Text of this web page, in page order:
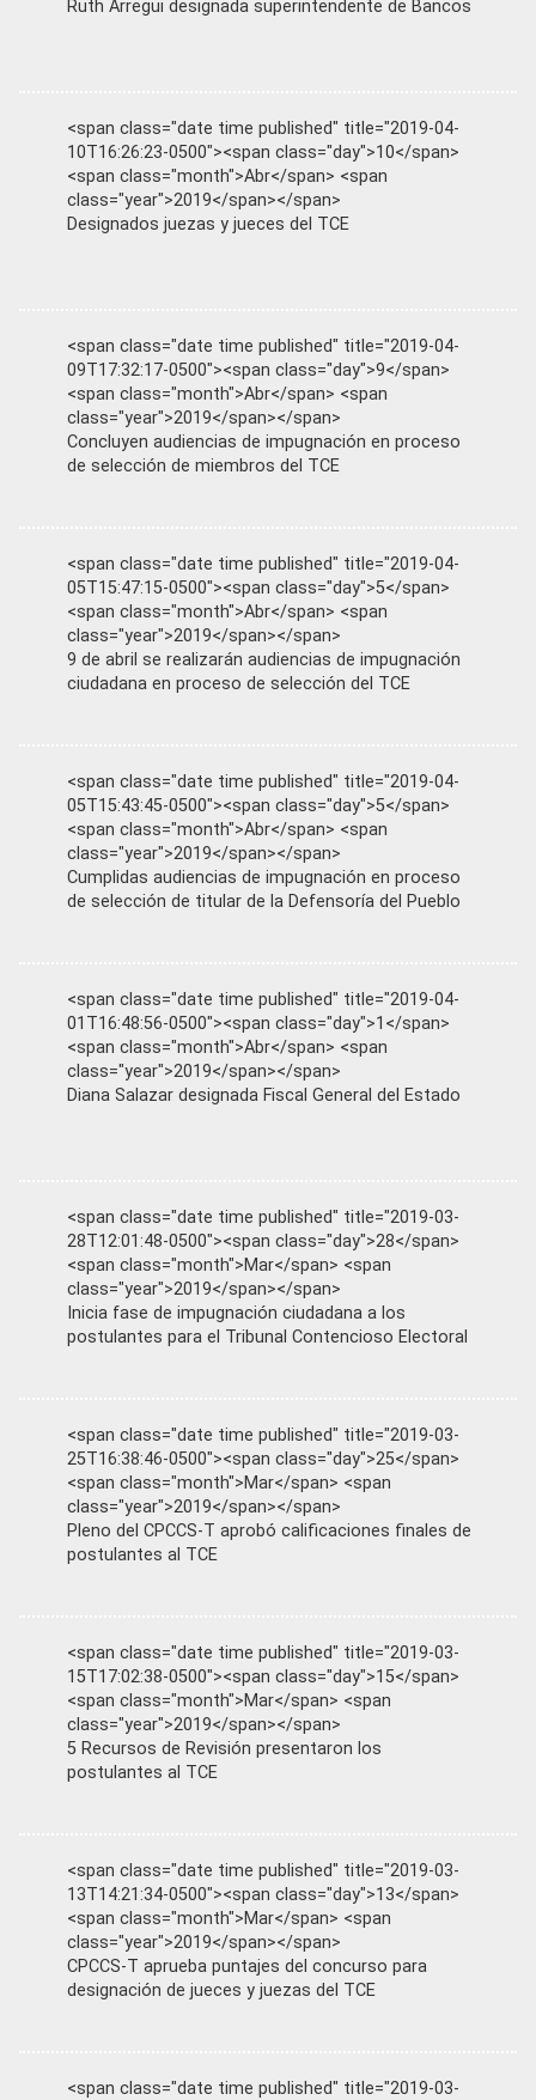
Ruth Arregui designada superintendente de Bancos
<span class="date time published" title="2019-04-
10T16:26:23-0500"><span class="day">10</span>
<span class="month">Abr</span> <span
class="year">2019</span></span>
Designados juezas y jueces del TCE
<span class="date time published" title="2019-04-
09T17:32:17-0500"><span class="day">9</span>
<span class="month">Abr</span> <span
class="year">2019</span></span>
Concluyen audiencias de impugnación en proceso
de selección de miembros del TCE
<span class="date time published" title="2019-04-
05T15:47:15-0500"><span class="day">5</span>
<span class="month">Abr</span> <span
class="year">2019</span></span>
9 de abril se realizarán audiencias de impugnación
ciudadana en proceso de selección del TCE
<span class="date time published" title="2019-04-
05T15:43:45-0500"><span class="day">5</span>
<span class="month">Abr</span> <span
class="year">2019</span></span>
Cumplidas audiencias de impugnación en proceso
de selección de titular de la Defensoría del Pueblo
<span class="date time published" title="2019-04-
01T16:48:56-0500"><span class="day">1</span>
<span class="month">Abr</span> <span
class="year">2019</span></span>
Diana Salazar designada Fiscal General del Estado
<span class="date time published" title="2019-03-
28T12:01:48-0500"><span class="day">28</span>
<span class="month">Mar</span> <span
class="year">2019</span></span>
Inicia fase de impugnación ciudadana a los
postulantes para el Tribunal Contencioso Electoral
<span class="date time published" title="2019-03-
25T16:38:46-0500"><span class="day">25</span>
<span class="month">Mar</span> <span
class="year">2019</span></span>
Pleno del CPCCS-T aprobó calificaciones finales de
postulantes al TCE
<span class="date time published" title="2019-03-
15T17:02:38-0500"><span class="day">15</span>
<span class="month">Mar</span> <span
class="year">2019</span></span>
5 Recursos de Revisión presentaron los
postulantes al TCE
<span class="date time published" title="2019-03-
13T14:21:34-0500"><span class="day">13</span>
<span class="month">Mar</span> <span
class="year">2019</span></span>
CPCCS-T aprueba puntajes del concurso para
designación de jueces y juezas del TCE
<span class="date time published" title="2019-03-